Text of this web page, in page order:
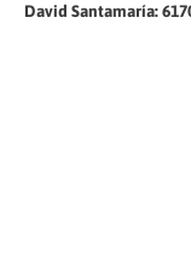
David Santamaría: